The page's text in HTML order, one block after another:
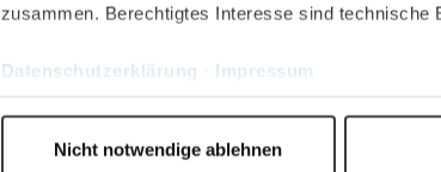
zusammen. Berechtigtes Interesse sind technische
Datenschutzerklärung Impressum
Nicht notwendige ablehnen
lösen
Der
gewachsene